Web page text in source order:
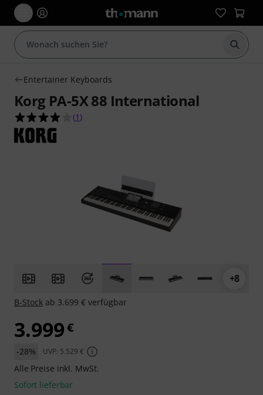
Suche
Entertainer Keyboards
Korg PA-5X 88 International
4.0 von 5 Sternen aus 1 Kundenbewertungen
(1 )
+8
B-Stock ab 3.699 € verfügbar
3.999€
-28% UVP: 5.529 €
Alle Preise inkl. MwSt.
Sofort lieferbar